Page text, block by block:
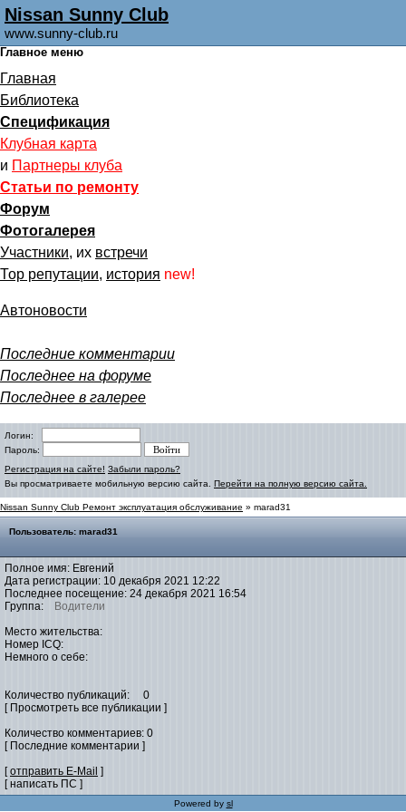
Nissan Sunny Club
www.sunny-club.ru
Главное меню
Главная
Библиотека
Спецификация
Клубная карта
и Партнеры клуба
Статьи по ремонту
Форум
Фотогалерея
Участники, их встречи
Тор репутации, история new!
Автоновости
Последние комментарии
Последнее на форуме
Последнее в галерее
Логин:
Пароль:
Регистрация на сайте! Забыли пароль?
Вы просматриваете мобильную версию сайта. Перейти на полную версию сайта.
Nissan Sunny Club Ремонт эксплуатация обслуживание » marad31
Пользователь: marad31
Полное имя: Евгений
Дата регистрации: 10 декабря 2021 12:22
Последнее посещение: 24 декабря 2021 16:54
Группа:
Водители
Место жительства:
Номер ICQ:
Немного о себе:
Количество публикаций: 0
[ Просмотреть все публикации ]
Количество комментариев: 0
[ Последние комментарии ]
[отправить E-Mail ]
[ написать ПС ]
Powered by sl